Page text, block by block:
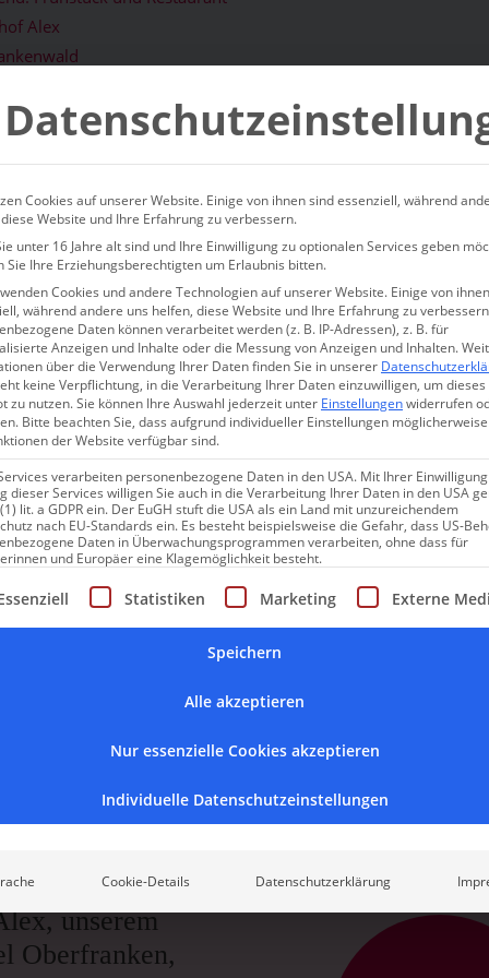
Alex
Häckel und Domenik Alex
Boutiquehotel im
in traditionell zeitlosem
mit Michelin Stern |
Oberfranken |
von Gössersdorf inFrankengehört? Hatte ich auch nicht, bevor
125-Seelen-Dorf aufmerksam wurde. Ein
Gourmetrestaurant mit Gästezimmern – sowas würde man in
entfernt. Während man sich nähert, werden Städte zu
immer beschaulicher. Genau dann, wenn man meint, jetzt
Gasthof Alex.
und Kochschürzen flattern an einer Leine im Garten
weg, die Ruhe ist total, der Empfang persönlich. Mit einem
in Gössersdorf genau richtig.
unserem
Oberfranken,
Cookies auf unserer Website. Einige von ihnen sind essenziell, während
Website und Ihre Erfahrung zu verbessern.
unter 16 Jahre alt sind und Ihre Einwilligung zu optionalen Services geben
Sie Ihre Erziehungsberechtigten um Erlaubnis bitten.
Cookies und andere Technologien auf unserer Website. Einige von
während andere uns helfen, diese Website und Ihre Erfahrung zu
Daten können verarbeitet werden (z. B. IP-Adressen), z. B. für
Anzeigen und Inhalte oder die Messung von Anzeigen und Inhalten.
über die Verwendung Ihrer Daten finden Sie in unserer
keine Verpflichtung, in die Verarbeitung Ihrer Daten einzuwilligen, um dieses
zu nutzen.Sie können Ihre Auswahl jederzeit unter Einstellungenwiderrufen
Bitte beachten Sie, dass aufgrund individueller Einstellungen
der Website verfügbar sind.
verarbeiten personenbezogene Daten in den USA. Mit Ihrer
dieser Services willigen Sie auch in die Verarbeitung Ihrer Daten in den USA
lit. a GDPR ein. Der EuGH stuft die USA als ein Land mit unzureichendem
nach EU-Standards ein. Es besteht beispielsweise die Gefahr, dass US-
Daten in Überwachungsprogrammen verarbeiten, ohne dass für
und Europäer eine Klagemöglichkeit besteht.
eine Liste der Service-Gruppen, für die eine Einwilligung
Statistiken Marketing Externe
Speichern
Alle akzeptieren
Nur essenzielle Cookies akzeptieren
Individuelle Datenschutzeinstellungen
Cookie-Details Datenschutzerklärung